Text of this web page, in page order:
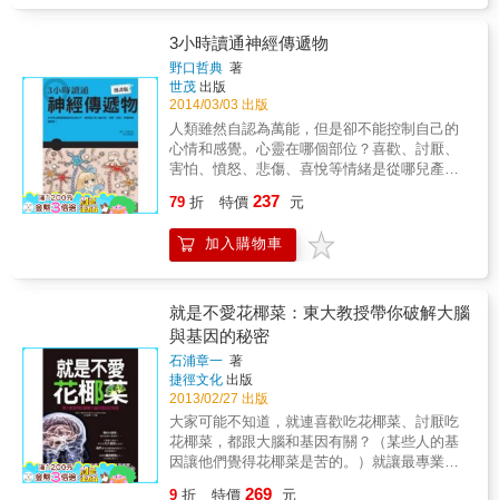
究竟是什麼塑 造了我們，是所有自許思索生命
本質者，不能不讀的好書。歡迎大駕光臨！一
起探索神經科學的未來。 書籍特色 ‧&& &台灣
首部完整討論神經連結體(Connectome)專書 ‧
&& &二十一世紀最新腦神經科學研究成果全記
錄 ‧ 榮獲《華爾街日報》及《出版人週刊》十
大好書、亞馬遜書店百大編輯選書 ──專題報導
「建議讀者，稍微仔細的讀完這本書。因為，
拜現代科技之賜，我們第一次，可以通過科學
祿，大小創意齋共同創辦人兼創意長 「除了研
究神經科學的老師與學生應該閱讀此書，對大
腦如何感知世界、形成記憶、學習語言及形塑
思考感到好奇的人，都會喜歡此書！」──焦傳
金，清華大學系統神經科學研究所所長 「這本
書充滿令人耳目一新的新科學知識，以及引人
入迷的歷史典故，對我們瞭解自己，非常重
要。」──夏普（Phillip A. Sharp），麻省理工
學院教授，一九九三年諾貝爾生理學或醫學獎
得主 「承現峻登上神經科學的頂峰，以他聰慧
的目光放眼環顧，述說這門科學的過往風光，
並大膽展望其未來面貌，預見屆時我們也許能
何形成？ ★有趣漫畫、易懂圖解、詳細解說、
學，醫學院，門都沒有！ 不清楚人體運作，身
體健康，只是白日夢！
裡，他完成了史上第一次把動物的血輸到人體
的實驗，此舉震驚了整個科學界。安端．莫
華，他曾經是侯爵夫人的僕從，總是舉止得
體。而如今精神失常，被抓到手術台上，成為
德尼這場輸血手術的實驗品。 過沒多久，莫華
將會去世，德尼則必須面對謀殺的指控。然
而，最後卻是可憐的遺孀擔起毒死莫華的罪
名。她為什麼要對丈夫下毒？那些被德尼稱為
「輸血實驗的死敵」的真實身分又是什麼？為
一場鋪天蓋地的風暴即將席捲全歐洲，對立的
雙方包括法國與英國，天主教與新教，還有科
學與迷信，而輸血實驗剛好居於風暴的核心。
本書重點 ．到底血液的本質是什麼？靈魂正確
的位置在人體的哪裡？人和動物最大的差異是
什麼？所謂「作為人類」的意思是什麼 ．從微
觀歷史的角度看來，我們可以藉案子來了解德
尼這位醫生的崛起與失敗，那是個不為人知但
卻引人入勝的故事。 ．從宏觀歷史的角度看
來，透過這歷史上第一則輸血的故事，看見了
十七世紀時英、法兩國的科學與社會正以過去
無法想像的速度改變著，進而引發了世界的劇
3小時讀通神經傳遞物
野口哲典 著
世茂 出版
2014/03/03 出版
人類雖然自認為萬能，但是卻不能控制自己的
心情和感覺。心靈在哪個部位？喜歡、討厭、
害怕、憤怒、悲傷、喜悅等情緒是從哪兒產生
家和科學家就不斷的在追尋這個問題。本書循
序漸進，從認識大腦的各部位構造功能開始，
一步步帶讀者進入心靈的世界。 & 在腦部有一
遞著各式各樣的訊息。 & 血清素可以讓我們安
祥寧靜，多巴胺讓我們感覺愉快，危急時候需
要正腎上腺素才能救我們一命，乙醯膽鹼與學
習及記憶有關，這些神經傳遞物除了擔任身體
各部位運動、認知功能的訊息傳遞員，不受人
類的控制，反過來影響我們的感覺，甚至造成
失智症、精神疾病、憂鬱症，目前的醫學該如
何治療這些心理問題呢？ & 圖解與漫畫，為您
深入心靈，詳細解說神經傳遞物的秘密。 & 第
1章& 腦的機轉和心靈 第2章& 神經傳遞物的作
79 折 特價 237 元
加入購物車
就是不愛花椰菜：東大教授帶你破解大腦
與基因的秘密
石浦章一 著
捷徑文化 出版
2013/02/27 出版
大家可能不知道，就連喜歡吃花椰菜、討厭吃
花椰菜，都跟大腦和基因有關？（某些人的基
因讓他們覺得花椰菜是苦的。）就讓最專業的
9 折 特價 269 元